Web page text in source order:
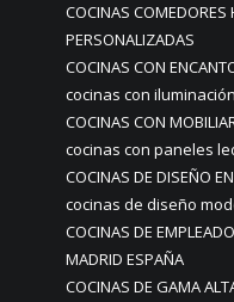
COCINAS COMEDORES
PERSONALIZADAS
COCINAS CON
cocinas con
COCINAS CON
cocinas con paneles
COCINAS DE DISEÑO
cocinas de diseño
COCINAS DE
MADRID ESPAÑA
COCINAS DE GAMA